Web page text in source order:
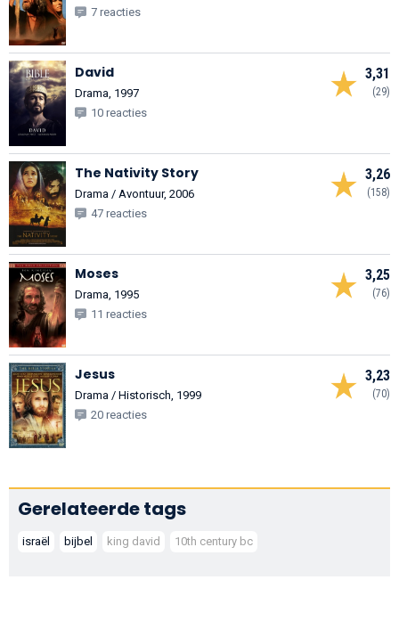
7 reacties
3,31
(29)
David
Drama, 1997
10 reacties
3,26
(158)
The Nativity Story
Drama / Avontuur, 2006
47 reacties
3,25
(76)
Moses
Drama, 1995
11 reacties
3,23
(70)
Jesus
Drama / Historisch, 1999
20 reacties
Gerelateerde tags
israël bijbel king david 10th century bc